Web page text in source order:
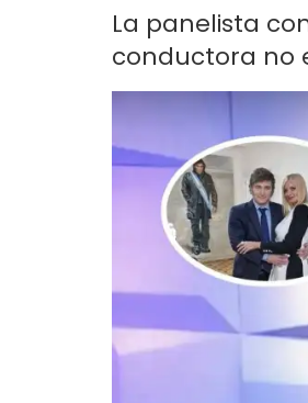
La panelista
conductora no